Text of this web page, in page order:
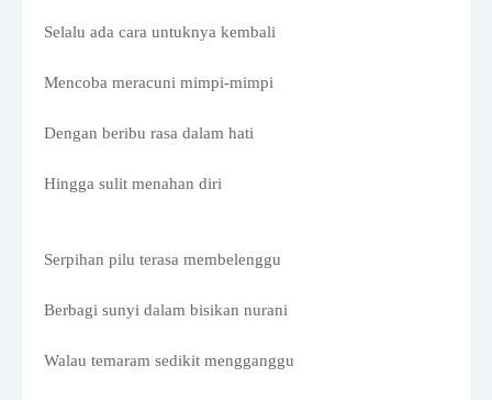
Selalu ada cara untuknya kembali
Mencoba meracuni mimpi-mimpi
Dengan beribu rasa dalam hati
Hingga sulit menahan diri
Serpihan pilu terasa membelenggu
Berbagi sunyi dalam bisikan nurani
Walau temaram sedikit mengganggu